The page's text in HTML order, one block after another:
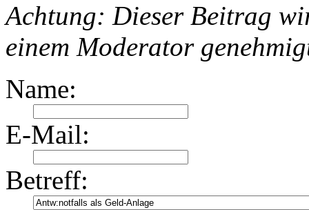
Achtung: Dieser Beitrag
einem Moderator
Name:
E-Mail:
Betreff: